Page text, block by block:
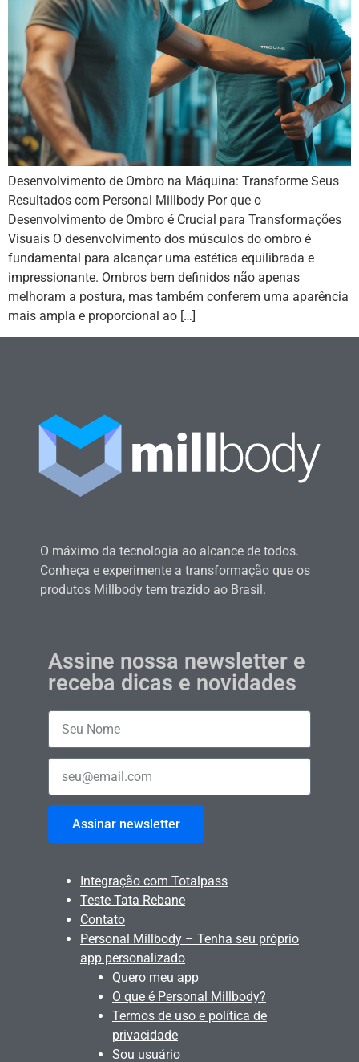
Desenvolvimento de Ombro na Máquina: Transforme Seus
Resultados com Personal Millbody Por que o
Desenvolvimento de Ombro é Crucial para Transformações
Visuais O desenvolvimento dos músculos do ombro é
fundamental para alcançar uma estética equilibrada e
impressionante. Ombros bem definidos não apenas
melhoram a postura, mas também conferem uma aparência
mais ampla e proporcional ao […]
O máximo da tecnologia ao alcance de todos.
Conheça e experimente a transformação que os
produtos Millbody tem trazido ao Brasil.
Assine nossa newsletter e
receba dicas e novidades
Assinar newsletter
Integração com Totalpass
Teste Tata Rebane
Contato
Personal Millbody – Tenha seu próprio
app personalizado
Quero meu app
O que é Personal Millbody?
Termos de uso e política de
privacidade
Sou usuário